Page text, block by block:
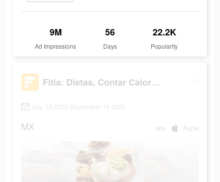
9M
Ad Impressions
56
Days
22.2K
Popularity
Fitia: Dietas, Contar Calorías
July 18 2023-September 16 2023
MX app Apple